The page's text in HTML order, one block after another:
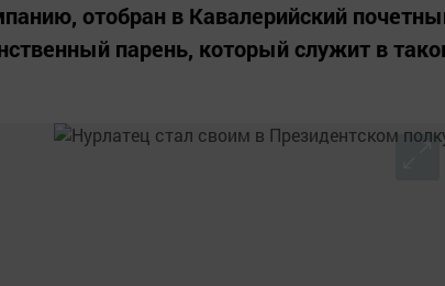
отобран в Кавалерийский
парень, который служит в